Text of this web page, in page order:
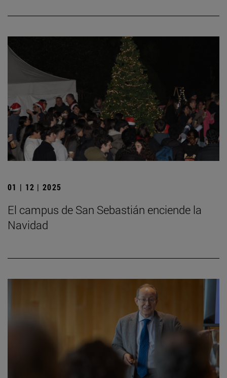
01 | 12 | 2025
El campus de San Sebastián enciende la
Navidad